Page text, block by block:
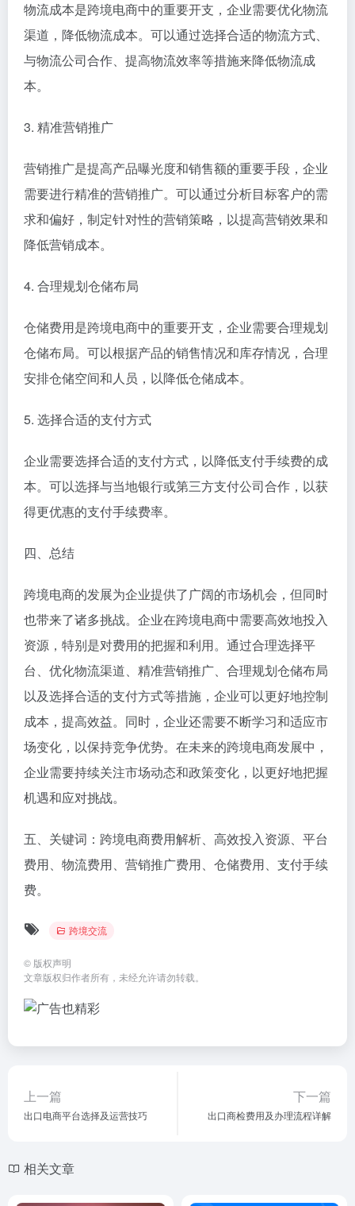
物流成本是跨境电商中的重要开支，企业需要优化物流
渠道，降低物流成本。可以通过选择合适的物流方式、
与物流公司合作、提高物流效率等措施来降低物流成
本。
3. 精准营销推广
营销推广是提高产品曝光度和销售额的重要手段，企业
需要进行精准的营销推广。可以通过分析目标客户的需
求和偏好，制定针对性的营销策略，以提高营销效果和
降低营销成本。
4. 合理规划仓储布局
仓储费用是跨境电商中的重要开支，企业需要合理规划
仓储布局。可以根据产品的销售情况和库存情况，合理
安排仓储空间和人员，以降低仓储成本。
5. 选择合适的支付方式
企业需要选择合适的支付方式，以降低支付手续费的成
本。可以选择与当地银行或第三方支付公司合作，以获
得更优惠的支付手续费率。
四、总结
跨境电商的发展为企业提供了广阔的市场机会，但同时
也带来了诸多挑战。企业在跨境电商中需要高效地投入
资源，特别是对费用的把握和利用。通过合理选择平
台、优化物流渠道、精准营销推广、合理规划仓储布局
以及选择合适的支付方式等措施，企业可以更好地控制
成本，提高效益。同时，企业还需要不断学习和适应市
场变化，以保持竞争优势。在未来的跨境电商发展中，
企业需要持续关注市场动态和政策变化，以更好地把握
机遇和应对挑战。
五、关键词：跨境电商费用解析、高效投入资源、平台
费用、物流费用、营销推广费用、仓储费用、支付手续
费。
跨境交流
© 版权声明
文章版权归作者所有，未经允许请勿转载。
上一篇
出口电商平台选择及运营技巧
下一篇
出口商检费用及办理流程详解
相关文章